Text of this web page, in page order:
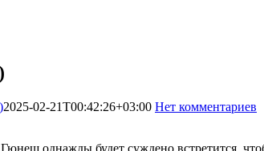
2025-02-21T00:42:26+03:00 Нет комментариев
однажды будет суждено встретится,